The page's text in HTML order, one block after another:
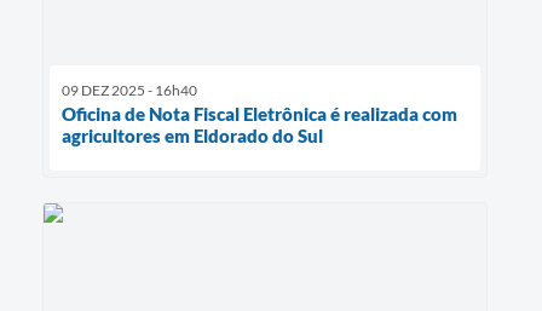
09 DEZ 2025 - 16h40
Oficina de Nota Fiscal Eletrônica é realizada com
agricultores em Eldorado do Sul